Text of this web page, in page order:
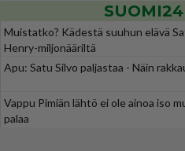
Muistatko? Kädestä suuhun elävä
Henry-miljonääriltä
Apu: Satu Silvo paljastaa - Näin
Vappu Pimiän lähtö ei ole ainoa iso
palaa